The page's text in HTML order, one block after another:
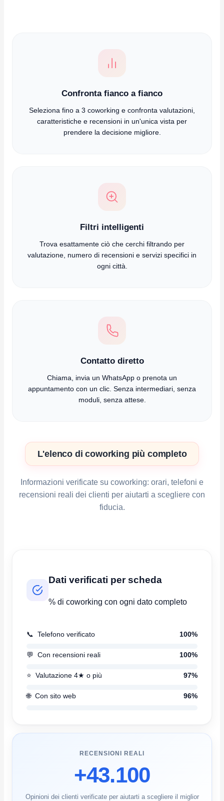
L'elenco di coworking più completo
Informazioni verificate su coworking: orari, telefoni e
recensioni reali dei clienti per aiutarti a scegliere con
fiducia.
Dati verificati per scheda
% di coworking con ogni dato completo
📞 Telefono verificato 100%
💬 Con recensioni reali 100%
⭐ Valutazione 4★ o più 97%
🌐 Con sito web 96%
RECENSIONI REALI
+43.100
Opinioni dei clienti verificate per aiutarti a scegliere il miglior
Confronta fianco a fianco
Seleziona fino a 3 coworking e confronta valutazioni,
caratteristiche e recensioni in un'unica vista per
prendere la decisione migliore.
Filtri intelligenti
Trova esattamente ciò che cerchi filtrando per
valutazione, numero di recensioni e servizi specifici in
ogni città.
Contatto diretto
Chiama, invia un WhatsApp o prenota un
appuntamento con un clic. Senza intermediari, senza
moduli, senza attese.